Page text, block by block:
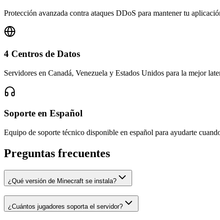
Protección avanzada contra ataques DDoS para mantener tu
4 Centros de Datos
Servidores en Canadá, Venezuela y Estados Unidos para la mejor
Soporte en Español
Equipo de soporte técnico disponible en español para ayudarte
Preguntas frecuentes
¿Qué versión de Minecraft se instala?
¿Cuántos jugadores soporta el servidor?